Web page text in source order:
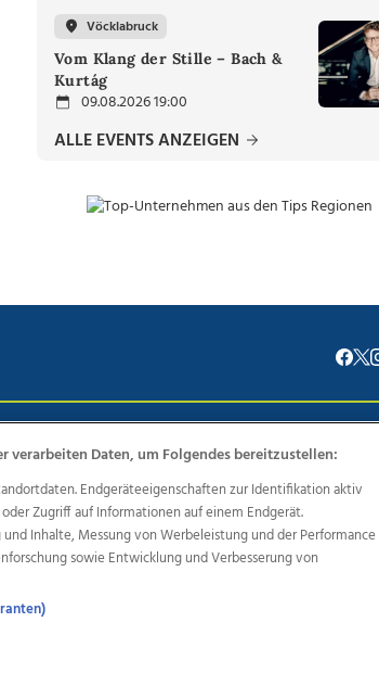
Vöcklabruck
Vom Klang der Stille – Bach &
Kurtág
09.08.2026 19:00
ALLE EVENTS ANZEIGEN
AGB Website Ehrenkodex Politische Werbung
OÖN Karriere OÖN Reise
Promenaden Galerien
verarbeiten Daten, um Folgendes bereitzustellen:
Endgeräteeigenschaften zur Identifikation aktiv
Zugriff auf Informationen auf einem Endgerät.
Inhalte, Messung von Werbeleistung und der Performance
sowie Entwicklung und Verbesserung von